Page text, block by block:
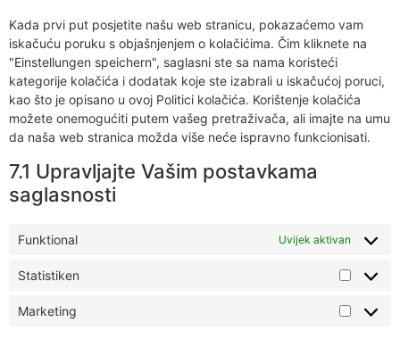
Kada prvi put posjetite našu web stranicu, pokazaćemo vam
iskačuću poruku s objašnjenjem o kolačićima. Čim kliknete na
"Einstellungen speichern", saglasni ste sa nama koristeći
kategorije kolačića i dodatak koje ste izabrali u iskačućoj poruci,
kao što je opisano u ovoj Politici kolačića. Korištenje kolačića
možete onemogućiti putem vašeg pretraživača, ali imajte na umu
da naša web stranica možda više neće ispravno funkcionisati.
7.1 Upravljajte Vašim postavkama
saglasnosti
Funktional Uvijek aktivan
Statistiken
Marketing